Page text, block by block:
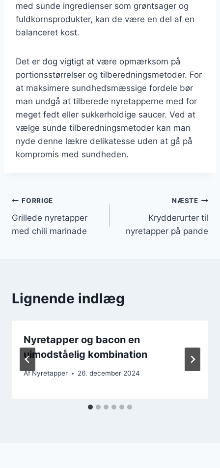
med sunde ingredienser som grøntsager og
fuldkornsprodukter, kan de være en del af en
balanceret kost.
Det er dog vigtigt at være opmærksom på
portionsstørrelser og tilberedningsmetoder. For
at maksimere sundhedsmæssige fordele bør
man undgå at tilberede nyretapperne med for
meget fedt eller sukkerholdige saucer. Ved at
vælge sunde tilberedningsmetoder kan man
nyde denne lækre delikatesse uden at gå på
kompromis med sundheden.
Indlægsnavigation
FORRIGE
Grillede nyretapper
med chili marinade
NÆSTE
Krydderurter til
nyretapper på pande
Lignende indlæg
Nyretapper og bacon en
uimodståelig kombination
AfNyretapper 26. december 2024